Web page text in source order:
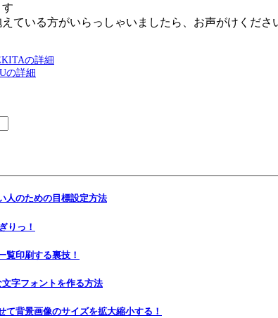
ている方がいらっしゃいましたら、お声がけくださ
の詳細
の詳細
人のための目標設定方法
りっ！
覧印刷する裏技！
字フォントを作る方法
て背景画像のサイズを拡大縮小する！